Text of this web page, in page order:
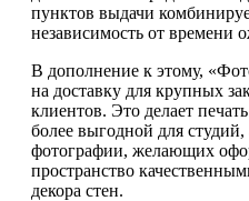
пунктов выдачи
независимость от времени
В дополнение к этому,
на доставку для крупных
клиентов. Это делает
более выгодной для
фотографии, желающих
пространство
декора стен.